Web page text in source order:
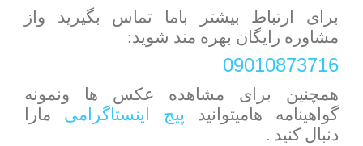
برای ارتباط بیشتر باما تماس بگیرید واز
مشاوره رایگان بهره مند شوید:
09010873716
همچنین برای مشاهده عکس ها ونمونه
گواهینامه هامیتوانید پیج اینستاگرامی مارا
دنبال کنید .